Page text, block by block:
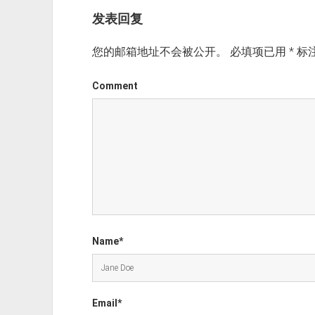
发表回复
您的邮箱地址不会被公开。 必填项已用 *标
Comment
Name*
Email*